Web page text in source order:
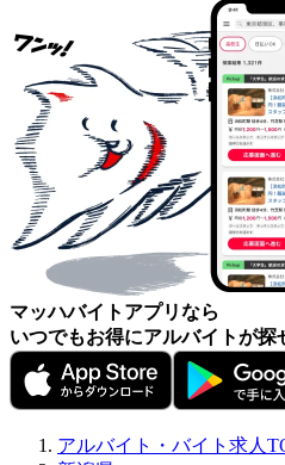
マッハバイトアプリなら
いつでもお得にアルバイトが探
アルバイト・バイト求人